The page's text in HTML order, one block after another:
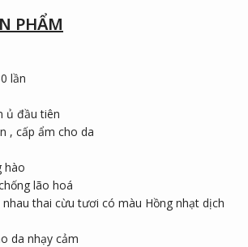
PHẨM
lần
ủ đầu tiên
, cấp ẩm cho da
hào
lão hoá
nhau thai cừu tươi có màu Hồng nhạt dịch
da nhạy cảm